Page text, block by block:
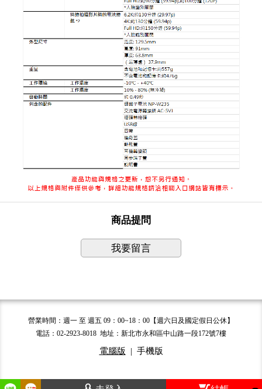
商品提問
我要留言
營業時間：週一 至 週五 09：00~18：00【週六日及國定假日公休】
電話：02-2923-8018 地址：新北市永和區中山路一段172號7樓
電腦版 | 手機版